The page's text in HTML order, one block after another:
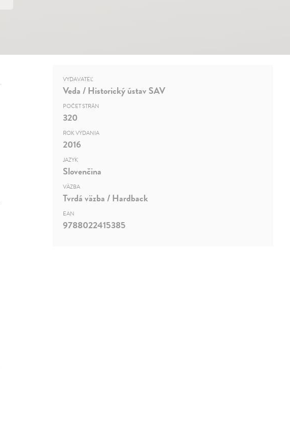
VYDAVATEĽ
Veda / Historický ústav SAV
POČET STRÁN
320
ROK VYDANIA
2016
JAZYK
Slovenčina
VÄZBA
Tvrdá väzba / Hardback
EAN
9788022415385